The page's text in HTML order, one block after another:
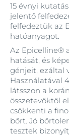
15 évnyi
jelentő
felfedeztük az
hatóanyagot.
Az Epicelline®
hatását, és
génjeit, ezáltal
Használatával
látsszon a
összetevőktől
csökkenti a
bőrt. Jó
tesztek